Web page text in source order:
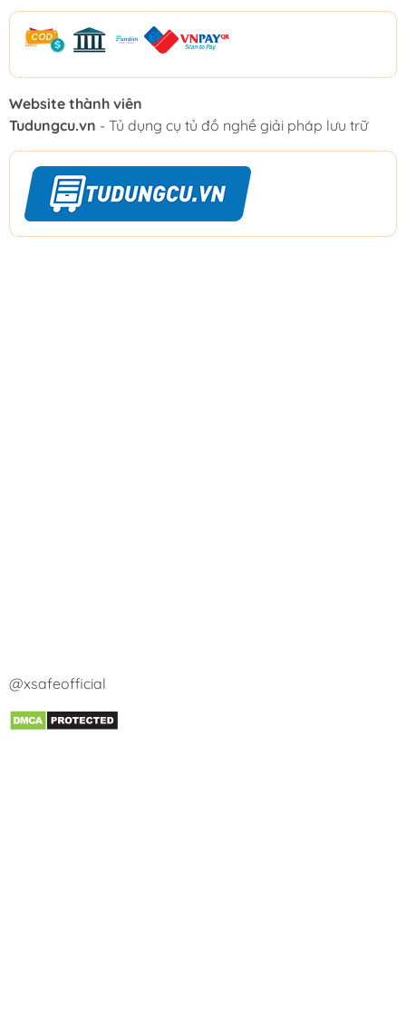
Website thành viên
Tudungcu.vn - Tủ dụng cụ tủ đồ nghề giải pháp lưu trữ
@xsafeofficial